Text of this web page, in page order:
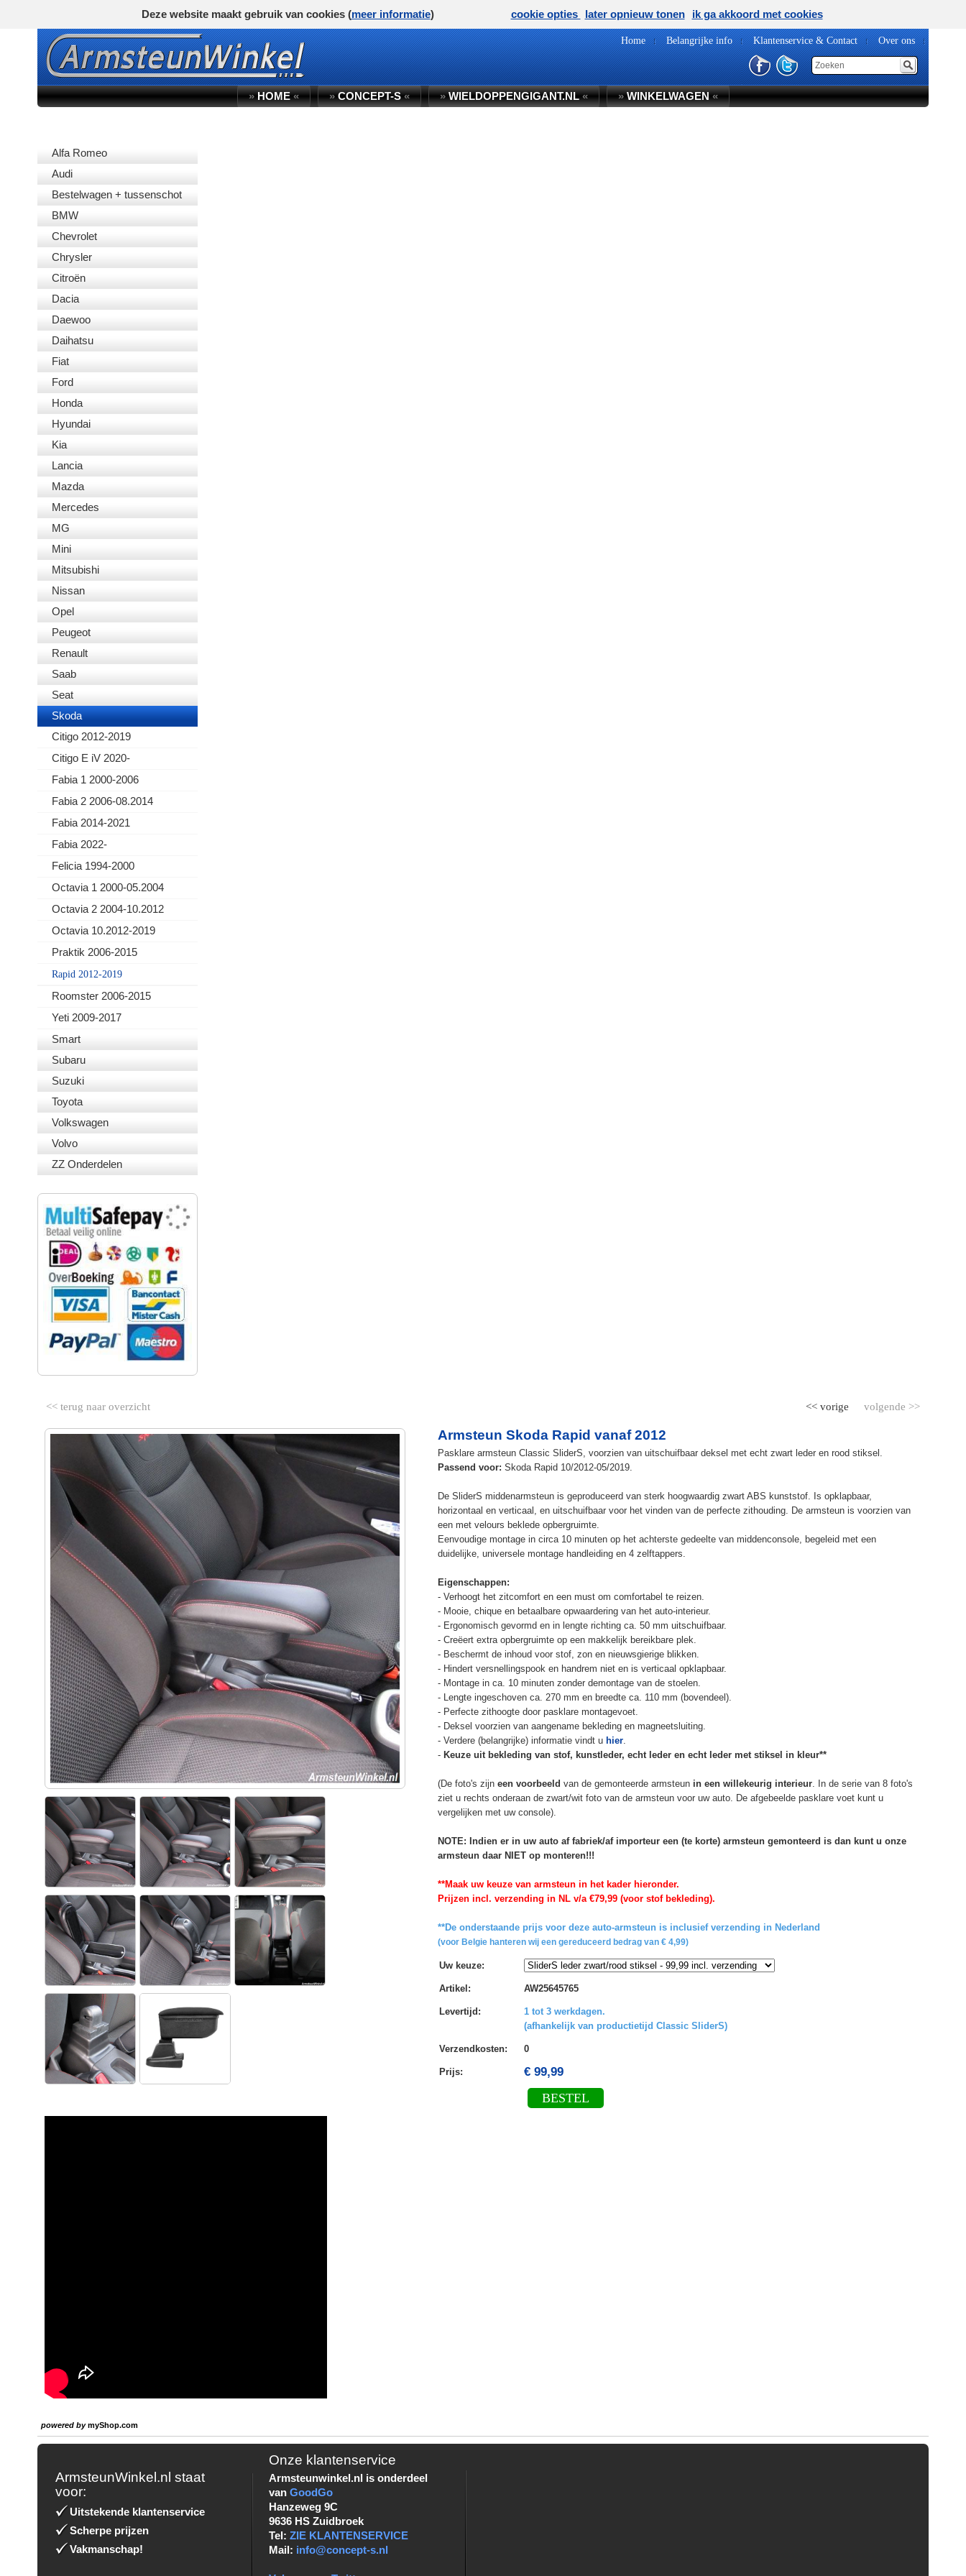
Home Belangrijke info Klantenservice & Contact Over ons
»HOME« »CONCEPT-S« »WIELDOPPENGIGANT.NL« »WINKELWAGEN«
Alfa Romeo
Audi
Bestelwagen + tussenschot
BMW
Chevrolet
Chrysler
Citroën
Dacia
Daewoo
Daihatsu
Fiat
Ford
Honda
Hyundai
Kia
Lancia
Mazda
Mercedes
MG
Mini
Mitsubishi
Nissan
Opel
Peugeot
Renault
Saab
Seat
Skoda
Citigo 2012-2019
Citigo E iV 2020-
Fabia 1 2000-2006
Fabia 2 2006-08.2014
Fabia 2014-2021
Fabia 2022-
Felicia 1994-2000
Octavia 1 2000-05.2004
Octavia 2 2004-10.2012
Octavia 10.2012-2019
Praktik 2006-2015
Rapid 2012-2019
Roomster 2006-2015
Yeti 2009-2017
Smart
Subaru
Suzuki
Toyota
Volkswagen
Volvo
ZZ Onderdelen
<< terug naar overzicht volgende >>
<< vorige
Armsteun Skoda Rapid vanaf 2012
Pasklare armsteun Classic SliderS, voorzien van uitschuifbaar deksel met echt zwart leder en rood stiksel.
Passend voor: Skoda Rapid 10/2012-05/2019.
De SliderS middenarmsteun is geproduceerd van sterk hoogwaardig zwart ABS kunststof. Is opklapbaar,
horizontaal en verticaal, en uitschuifbaar voor het vinden van de perfecte zithouding. De armsteun is voorzien van
een met velours beklede opbergruimte.
Eenvoudige montage in circa 10 minuten op het achterste gedeelte van middenconsole, begeleid met een
duidelijke, universele montage handleiding en 4 zelftappers.
Eigenschappen:
- Verhoogt het zitcomfort en een must om comfortabel te reizen.
- Mooie, chique en betaalbare opwaardering van het auto-interieur.
- Ergonomisch gevormd en in lengte richting ca. 50 mm uitschuifbaar.
- Creëert extra opbergruimte op een makkelijk bereikbare plek.
- Beschermt de inhoud voor stof, zon en nieuwsgierige blikken.
- Hindert versnellingspook en handrem niet en is verticaal opklapbaar.
- Montage in ca. 10 minuten zonder demontage van de stoelen.
- Lengte ingeschoven ca. 270 mm en breedte ca. 110 mm (bovendeel).
- Perfecte zithoogte door pasklare montagevoet.
- Deksel voorzien van aangename bekleding en magneetsluiting.
- Verdere (belangrijke) informatie vindt u hier.
- Keuze uit bekleding van stof, kunstleder, echt leder en echt leder met stiksel in kleur**
(De foto's zijn een voorbeeld van de gemonteerde armsteun in een willekeurig interieur. In de serie van 8 foto's
ziet u rechts onderaan de zwart/wit foto van de armsteun voor uw auto. De afgebeelde pasklare voet kunt u
vergelijken met uw console).
NOTE: Indien er in uw auto af fabriek/af importeur een (te korte) armsteun gemonteerd is dan kunt u onze
armsteun daar NIET op monteren!!!
**Maak uw keuze van armsteun in het kader hieronder.
Prijzen incl. verzending in NL v/a €79,99 (voor stof bekleding).
**De onderstaande prijs voor deze auto-armsteun is inclusief verzending in Nederland
(voor Belgie hanteren wij een gereduceerd bedrag van € 4,99)
Uw keuze:
Artikel : AW25645765
Levertijd :
1 tot 3 werkdagen.
(afhankelijk van productietijd Classic SliderS)
Verzendkosten: 0
Prijs: € 99,99
BESTEL
powered bymyShop.com
ArmsteunWinkel.nl staat
voor:
Uitstekende klantenservice
Scherpe prijzen
Vakmanschap!
Onze klantenservice
Armsteunwinkel.nl is onderdeel
vanGoodGo
Hanzeweg 9C
9636 HS Zuidbroek
Tel:ZIE KLANTENSERVICE
Mail: info@concept-s.nl
Deze website maakt gebruik van cookies (meer informatie) cookie opties later opnieuw tonen ik ga akkoord met cookies